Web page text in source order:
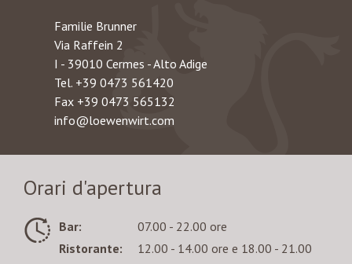
Familie Brunner
Via Raffein 2
I - 39010 Cermes - Alto Adige
Tel. +39 0473 561420
Fax +39 0473 565132
info@loewenwirt.com
Orari d'apertura
Bar:
07.00 - 22.00 ore
Ristorante:
12.00 - 14.00 ore e 18.00 - 21.00